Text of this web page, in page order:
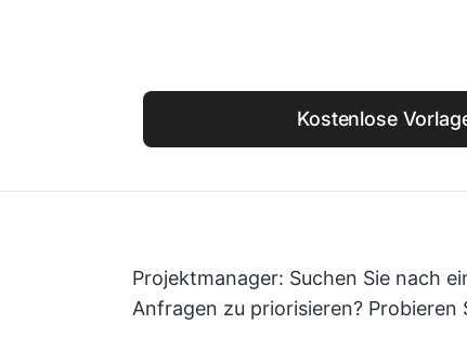
Kostenlose
Projektmanager: Suchen Sie nach
Anfragen zu priorisieren? Probieren